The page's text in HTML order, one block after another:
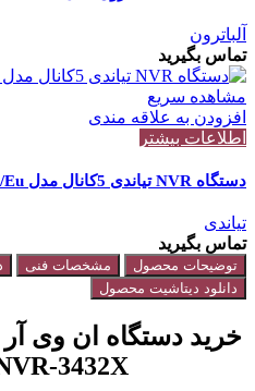
آلباترون
تماس بگیرید
مشاهده سریع
افزودن به علاقه مندی
اطلاعات بیشتر
دستگاه NVR تیاندی 5کانال مدل Tiandy TC-R3105 Spec:I/B/L/S/Eu
تیاندی
تماس بگیرید
توضیحات محصول مشخصات فنی
دانلود دیتاشیت محصول
3432X